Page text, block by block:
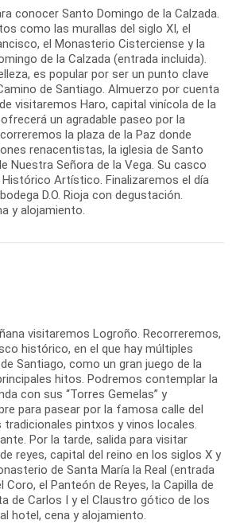
conocer Santo Domingo de la Calzada.
como las murallas del siglo XI, el
el Monasterio Cisterciense y la
de la Calzada (entrada incluida).
es popular por ser un punto clave
de Santiago. Almuerzo por cuenta
visitaremos Haro, capital vinícola de la
un agradable paseo por la
la plaza de la Paz donde
renacentistas, la iglesia de Santo
Nuestra Señora de la Vega. Su casco
Artístico. Finalizaremos el día
D.O. Rioja con degustación.
y alojamiento.
visitaremos Logroño. Recorreremos,
histórico, en el que hay múltiples
Santiago, como un gran juego de la
hitos. Podremos contemplar la
con sus “Torres Gemelas” y
para pasear por la famosa calle del
tradicionales pintxos y vinos locales.
Por la tarde, salida para visitar
reyes, capital del reino en los siglos X y
de Santa María la Real (entrada
Coro, el Panteón de Reyes, la Capilla de
de Carlos I y el Claustro gótico de los
hotel, cena y alojamiento.